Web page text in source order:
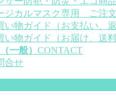
ジカルマスク専用 ご注
い物ガイド（お支払い、返
い物ガイド（お届け、送料
一般） CONTACT
合せ